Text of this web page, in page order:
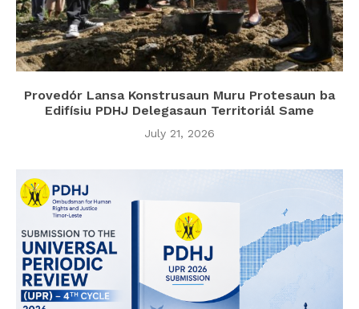
Provedór Lansa Konstrusaun Muru Protesaun ba
Edifísiu PDHJ Delegasaun Territoriál Same
July 21, 2026